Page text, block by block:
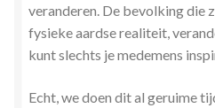
veranderen. De bevolking die
fysieke aardse realiteit,
kunt slechts je medemens
Echt, we doen dit al geruime